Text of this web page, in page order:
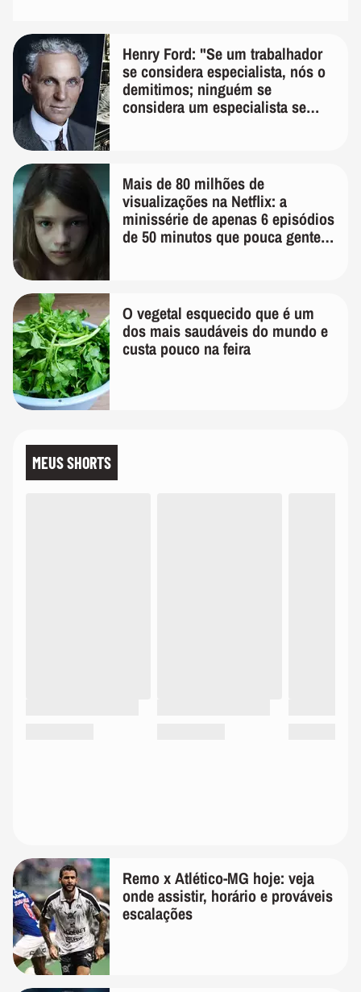
Henry Ford: "Se um trabalhador
se considera especialista, nós o
demitimos; ninguém se
considera um especialista se
Mais de 80 milhões de
visualizações na Netflix: a
minissérie de apenas 6 episódios
de 50 minutos que pouca gente
O vegetal esquecido que é um
dos mais saudáveis do mundo e
custa pouco na feira
MEUS SHORTS
Remo x Atlético-MG hoje: veja
onde assistir, horário e prováveis
escalações